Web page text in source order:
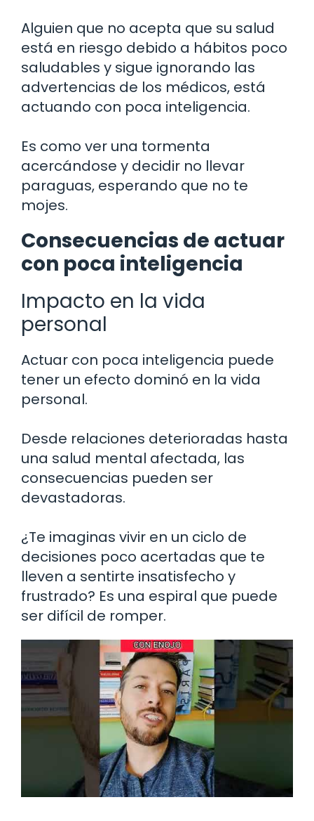
Alguien que no acepta que su salud
está en riesgo debido a hábitos poco
saludables y sigue ignorando las
advertencias de los médicos, está
actuando con poca inteligencia.
Es como ver una tormenta
acercándose y decidir no llevar
paraguas, esperando que no te
mojes.
Consecuencias de actuar
con poca inteligencia
Impacto en la vida
personal
Actuar con poca inteligencia puede
tener un efecto dominó en la vida
personal.
Desde relaciones deterioradas hasta
una salud mental afectada, las
consecuencias pueden ser
devastadoras.
¿Te imaginas vivir en un ciclo de
decisiones poco acertadas que te
lleven a sentirte insatisfecho y
frustrado? Es una espiral que puede
ser difícil de romper.